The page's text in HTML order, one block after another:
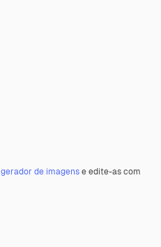
gerador de imagense edite-as com